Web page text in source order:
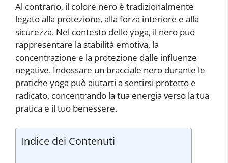
Al contrario, il colore nero è tradizionalmente
legato alla protezione, alla forza interiore e alla
sicurezza. Nel contesto dello yoga, il nero può
rappresentare la stabilità emotiva, la
concentrazione e la protezione dalle influenze
negative. Indossare un bracciale nero durante le
pratiche yoga può aiutarti a sentirsi protetto e
radicato, concentrando la tua energia verso la tua
pratica e il tuo benessere.
Indice dei Contenuti